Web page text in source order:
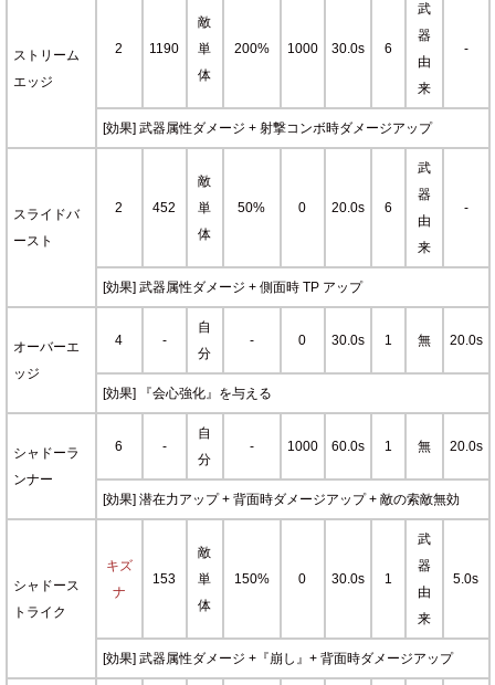
ストリーム
エッジ
2 1190
敵
単
体
200% 1000 30.0s 6
武
器
由
来
-
[効果] 武器属性ダメージ + 射撃コンボ時ダメージアップ
スライドバ
ースト
2 452
敵
単
体
50% 0 20.0s 6
武
器
由
来
-
[効果] 武器属性ダメージ + 側面時 TP アップ
オーバーエ
ッジ
4 -
自
分
- 0 30.0s 1 無 20.0s
[効果] 『会心強化』を与える
シャドーラ
ンナー
6 -
自
分
- 1000 60.0s 1 無 20.0s
[効果] 潜在力アップ + 背面時ダメージアップ + 敵の索敵無効
シャドース
トライク
キズ
ナ
153
敵
単
体
150% 0 30.0s 1
武
器
由
来
5.0s
[効果] 武器属性ダメージ +『崩し』+ 背面時ダメージアップ